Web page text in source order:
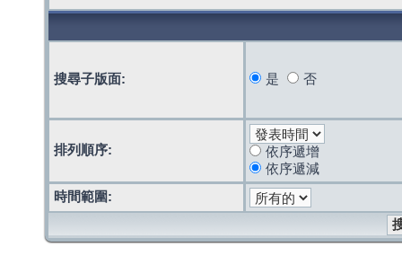
搜尋子版面: 是 否
排列順序:
依序遞增
依序遞減
時間範圍: